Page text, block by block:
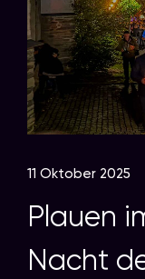
11 Oktober 2025
Plauen
Nacht